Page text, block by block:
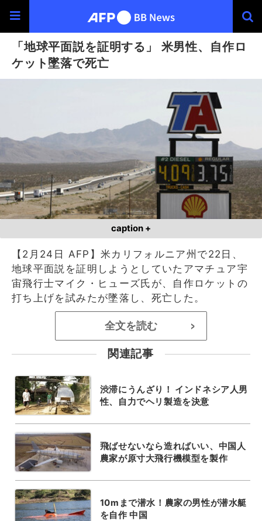
「地球平面説を証明する」 米男性、自作ロ
ケット墜落で死亡
caption +
【2月24日 AFP】米カリフォルニア州で22日、
地球平面説を証明しようとしていたアマチュア宇
宙飛行士マイク・ヒューズ氏が、自作ロケットの
打ち上げを試みたが墜落し、死亡した。
全文を読む >
関連記事
渋滞にうんざり！ インドネシア人男
性、自力でヘリ製造を決意
飛ばせないなら造ればいい、中国人
農家が原寸大飛行機模型を製作
10mまで潜水！農家の男性が潜水艇
を自作 中国